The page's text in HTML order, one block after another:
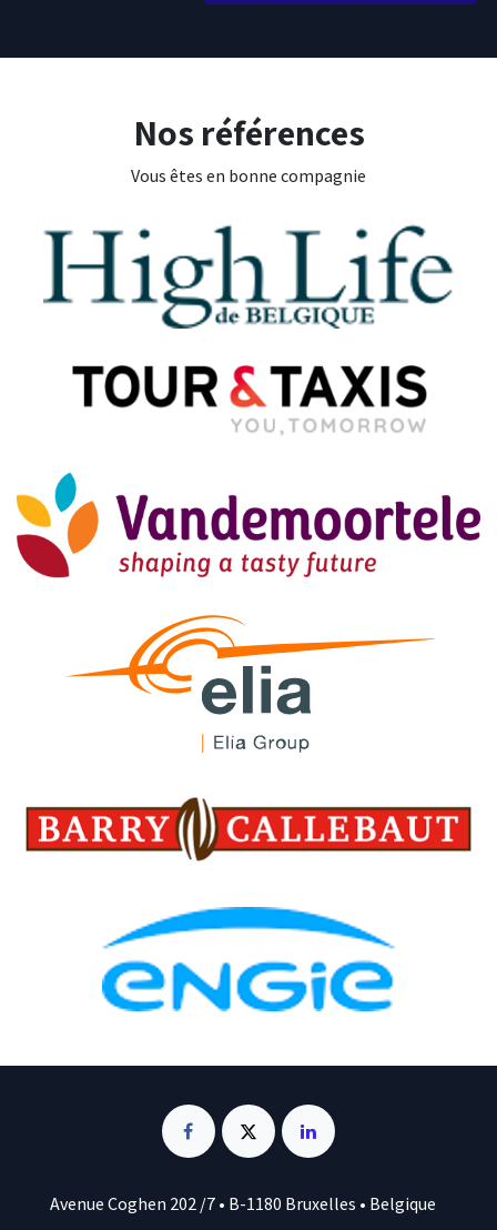
Nos références
Vous êtes en bonne compagnie
Avenue Coghen 202 /7 • B-1180 Bruxelles • Belgique